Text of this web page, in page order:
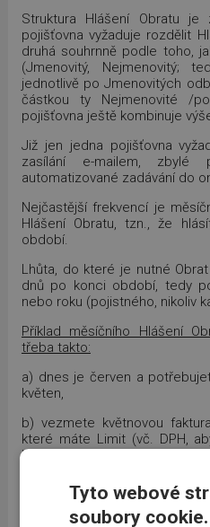
Struktura Hlášení Obratu je
pojišťovna vyžaduje rozdělit
druhá souhrnně podle toho,
(Jmenovitý, Nejmenovitý;
jednotlivě po Jmenovitých
částkou ty Nejmenovité /
pojišťovna ještě kombinuje
Již jen jedna pojišťovna
zasílání e-mailem,
automatizované zadávání do
Nejčastější frekvencí je
Hlášení Obratu, tzn., že
období.
Lhůta, do které je nutné
dnů po konci období, tedy
nebo roku (pojistného, nikoliv
Příklad měsíčního Hlášení
třeba takto:
a) dnes je červen a
květen,
b) vezmete květnovou
které máte Limit (vč. DPH,
bylo včetně daně),
d) nahlásíte obrat s
ve výši např. 25 254 879,- Kč v
Kč v Německu, 68 547 549,-
Tyto webové
soubory cookie.